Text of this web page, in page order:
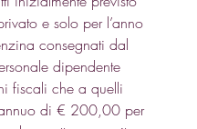
e solo per l’anno
consegnati dal
dipendente
fiscali che a quelli
annuo di € 200,00 per